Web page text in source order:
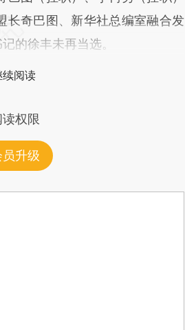
长奇巴图、新华社总编室融合发
的徐丰未再当选。
续阅读
权限
升级